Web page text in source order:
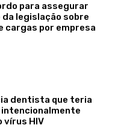
para assegurar
legislação sobre
cargas por empresa
dentista que teria
vírus HIV